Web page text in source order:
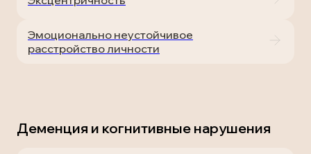
Эмоционально неустойчивое
расстройство личности
Деменция и когнитивные нарушения